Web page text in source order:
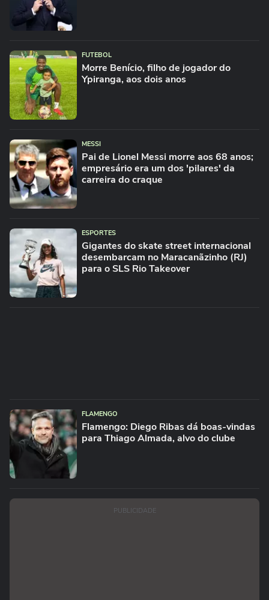
FUTEBOL
Morre Benício, filho de jogador do
Ypiranga, aos dois anos
MESSI
Pai de Lionel Messi morre aos 68 anos;
empresário era um dos 'pilares' da
carreira do craque
ESPORTES
Gigantes do skate street internacional
desembarcam no Maracanãzinho (RJ)
para o SLS Rio Takeover
FLAMENGO
Flamengo: Diego Ribas dá boas-vindas
para Thiago Almada, alvo do clube
PUBLICIDADE